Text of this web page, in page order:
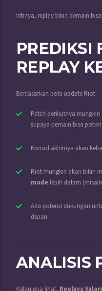
Intinya, replay bikin pemain
PREDIKSI
REPLAY
Berdasarkan pola update Riot:
Patch berikutnya
supaya pemain bisa
Konsol akhirnya akan
Riot mungkin akan bikin
mode lebih dalam
Ada potensi dukungan
depan.
ANALISIS
Kalau gua lihat, Replays